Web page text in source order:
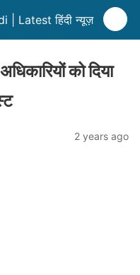
| Latest हिंदी न्यूज़
को दिया
2 years ago